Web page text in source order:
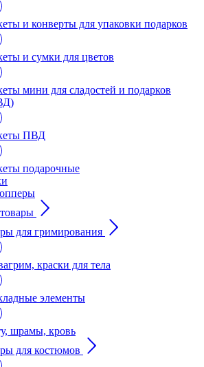
и конверты для упаковки подарков
и сумки для цветов
мини для сладостей и подарков
ПВД
подарочные
для гримирования
краски для тела
элементы
шрамы, кровь
для костюмов